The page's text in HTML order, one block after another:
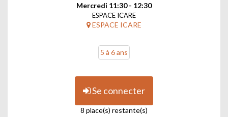
Mercredi 11:30 - 12:30
ESPACE ICARE
ESPACE ICARE
5 à 6 ans
Se connecter
8 place(s) restante(s)